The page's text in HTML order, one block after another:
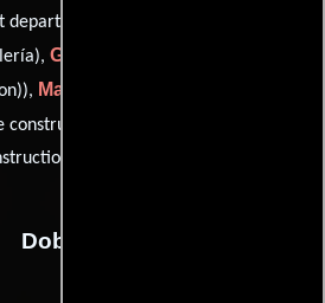
trainee),
Glen W. Pearson
Matt Reddy
y
buyer (u))
Dobles